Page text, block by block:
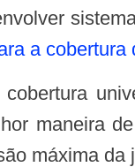
a cobertura
maneira
máxima da